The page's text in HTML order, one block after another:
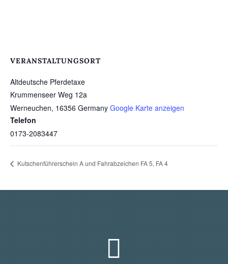
VERANSTALTUNGSORT
Altdeutsche Pferdetaxe
Krummenseer Weg 12a
Werneuchen, 16356 Germany Google Karte anzeigen
Telefon
0173-2083447
Kutschenführerschein A und Fahrabzeichen FA 5, FA 4
